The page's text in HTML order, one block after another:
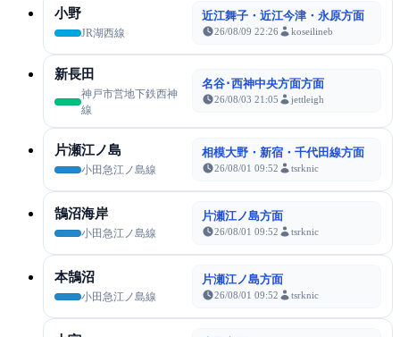
小野
JR湖西線
近江舞子・近江今津・永原方面
26/08/09 22:26 koseilineb
新長田
神戸市営地下鉄西神
線
名谷･西神中央方面方面
26/08/03 21:05 jettleigh
片瀬江ノ島
小田急江ノ島線
相模大野・新宿・千代田線方面
26/08/01 09:52 tsrknic
鵠沼海岸
小田急江ノ島線
片瀬江ノ島方面
26/08/01 09:52 tsrknic
本鵠沼
小田急江ノ島線
片瀬江ノ島方面
26/08/01 09:52 tsrknic